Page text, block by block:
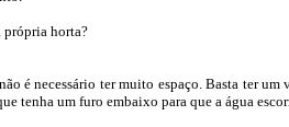
própria horta?
é necessário ter muito espaço. Basta ter um
tenha um furo embaixo para que a água